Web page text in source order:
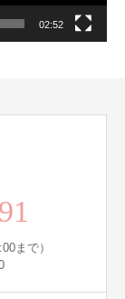
02:52
まで）